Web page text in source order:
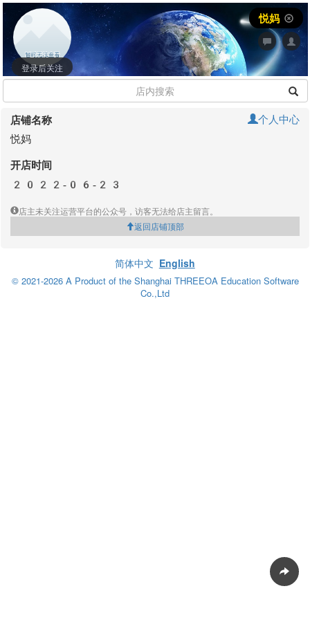
登录后关注
悦妈
店铺名称 个人中心
悦妈
开店时间
2022-06-23
店主未关注运营平台的公众号，访客无法给店主留言。
返回店铺顶部
简体中文 English
© 2021-2026 A Product of the Shanghai THREEOA Education Software
Co.,Ltd